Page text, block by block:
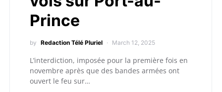
Prince
by Redaction Télé Pluriel March 12, 2025
L’interdiction, imposée pour la première fois en
novembre après que des bandes armées ont
ouvert le feu sur…